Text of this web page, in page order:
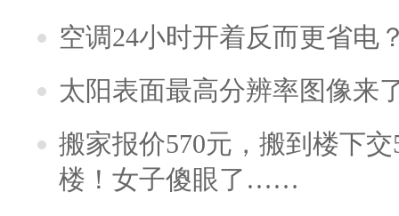
空调24小时开着反而更省电
太阳表面最高分辨率图像来
搬家报价570元，搬到楼下
楼！女子傻眼了……